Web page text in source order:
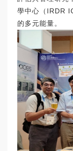
學中心（IRDR
的多元能量。